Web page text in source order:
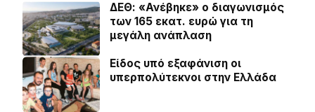
ΔΕΘ: «Ανέβηκε» ο διαγωνισμός
των 165 εκατ. ευρώ για τη
μεγάλη ανάπλαση
Είδος υπό εξαφάνιση οι
υπερπολύτεκνοι στην Ελλάδα